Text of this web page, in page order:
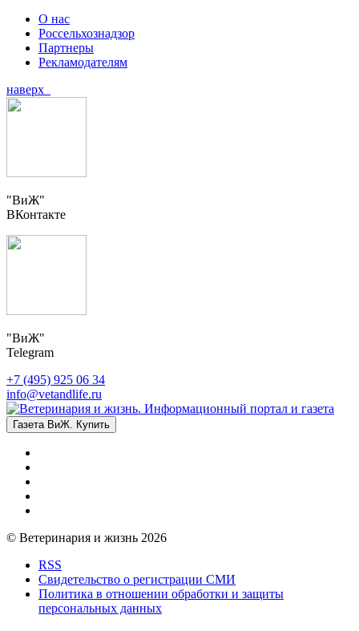
О нас
Россельхознадзор
Партнеры
Рекламодателям
наверх
"ВиЖ"
ВКонтакте
"ВиЖ"
Telegram
+7 (495) 925 06 34
info@vetandlife.ru
Газета ВиЖ. Купить
© Ветеринария и жизнь 2026
RSS
Свидетельство о регистрации СМИ
Политика в отношении обработки и защиты
персональных данных